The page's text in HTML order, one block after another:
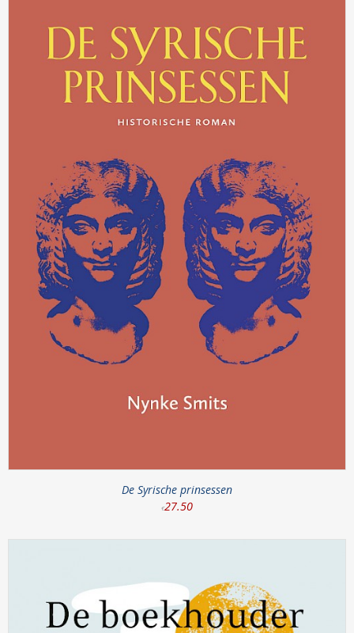
De Syrische prinsessen
€27.50